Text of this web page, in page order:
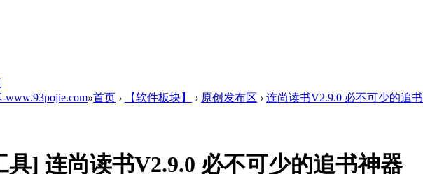
»首页 › 【软件板块】 › 原创发布区 › 连尚读书V2.9.0 必不可少的追
具] 连尚读书V2.9.0 必不可少的追书神器